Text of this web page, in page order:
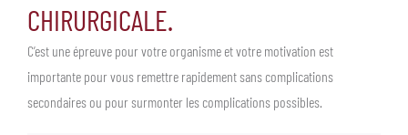
CHIRURGICALE.
C’est une épreuve pour votre organisme et votre motivation est
importante pour vous remettre rapidement sans complications
secondaires ou pour surmonter les complications possibles.